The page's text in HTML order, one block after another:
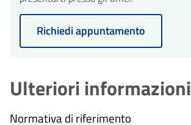
Richiedi appuntamento
Ulteriori informazioni
Normativa di riferimento